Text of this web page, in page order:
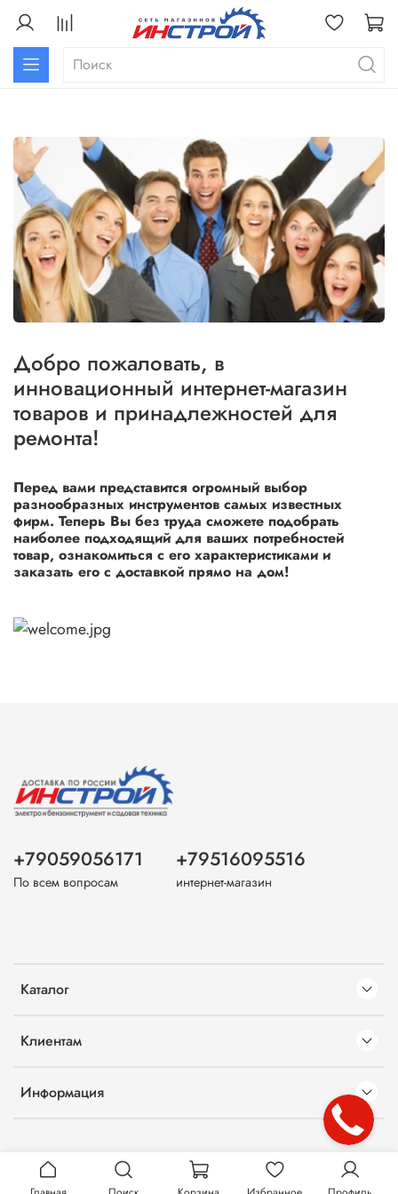
Добро пожаловать, в
инновационный интернет-магазин
товаров и принадлежностей для
ремонта!
Перед вами представится огромный выбор
разнообразных инструментов самых известных
фирм. Теперь Вы без труда сможете подобрать
наиболее подходящий для ваших потребностей
товар, ознакомиться с его характеристиками и
заказать его с доставкой прямо на дом!
Каталог
Клиентам
Информация
+79059056171
По всем вопросам
+79516095516
интернет-магазин